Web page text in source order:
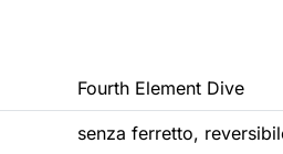
Fourth Element Dive
senza ferretto,